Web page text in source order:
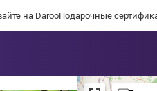
на DarooПодарочные